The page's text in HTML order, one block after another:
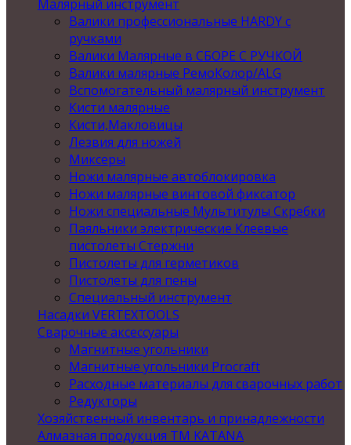
Малярный инструмент
Валики профессиональные HARDY с
ручками
Валики Малярные в СБОРЕ С РУЧКОЙ
Валики малярные РемоКолор/ALG
Вспомогательный малярный инструмент
Кисти малярные
Кисти,Макловицы
Лезвия для ножей
Миксеры
Ножи малярные автоблокировка
Ножи малярные винтовой фиксатор
Ножи специальные Мультитулы Скребки
Паяльники электрические Клеевые
пистолеты Стержни
Пистолеты для герметиков
Пистолеты для пены
Специальный инструмент
Насадки VERTEXTOOLS
Сварочные аксессуары
Магнитные угольники
Магнитные угольники Procraft
Расходные материалы для сварочных работ
Редукторы
Хозяйственный инвентарь и принадлежности
Алмазная продукция ТМ KATANA